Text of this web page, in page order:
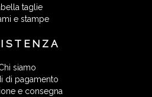
taglie
e stampe
siamo
di pagamento
e consegna